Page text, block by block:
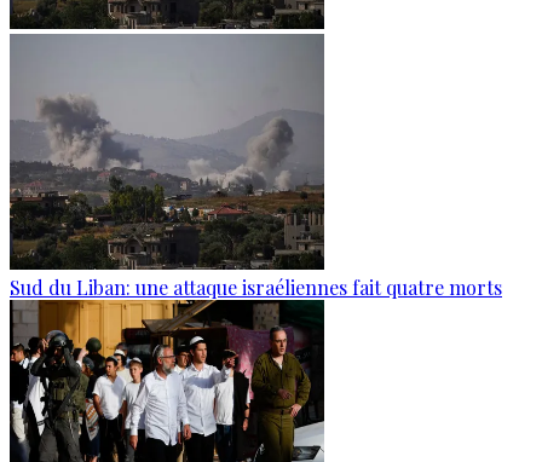
Sud du Liban: une attaque israéliennes fait quatre morts